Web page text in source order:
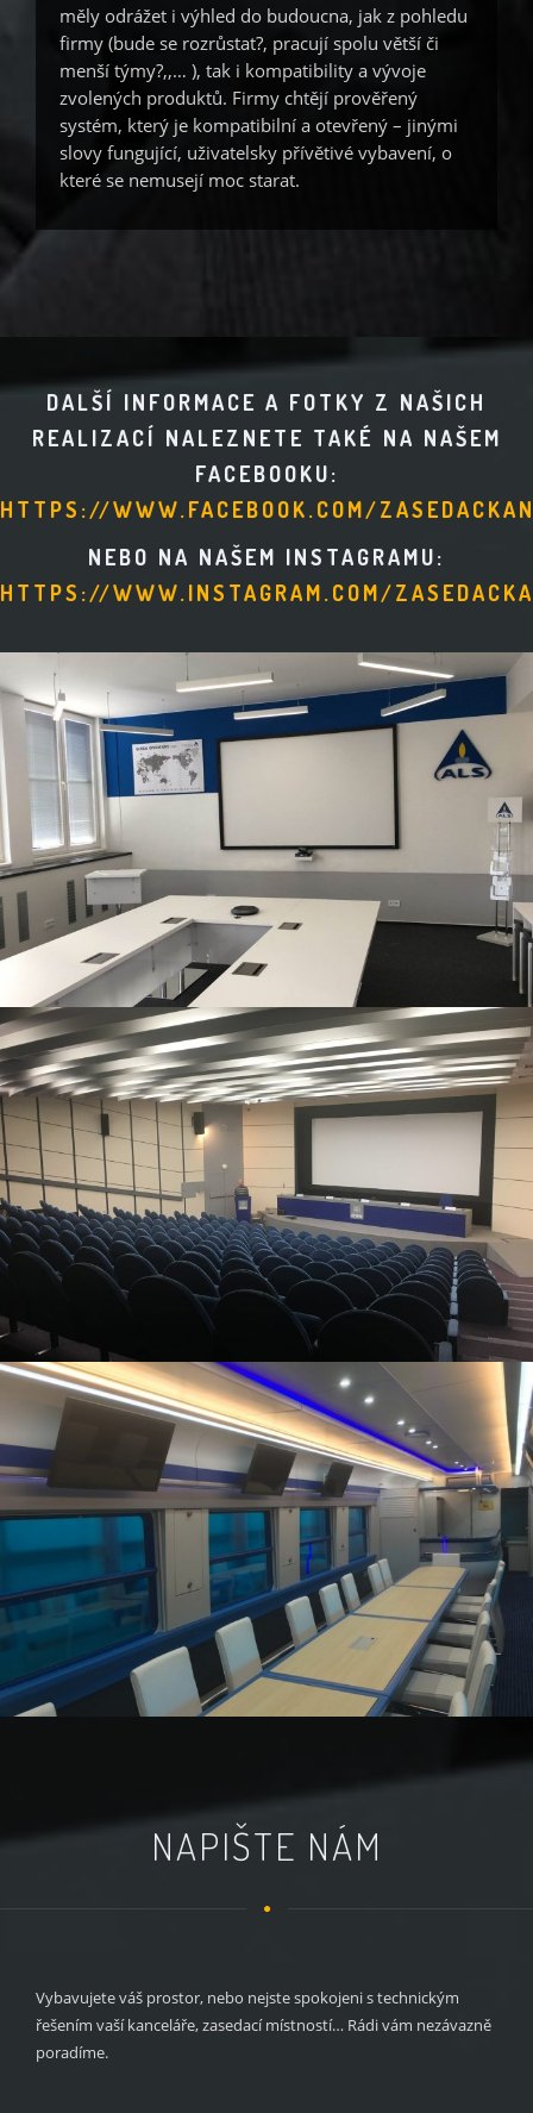
měly odrážet i výhled do budoucna, jak z pohledu
firmy (bude se rozrůstat?, pracují spolu větší či
menší týmy?,,… ), tak i kompatibility a vývoje
zvolených produktů. Firmy chtějí prověřený
systém, který je kompatibilní a otevřený – jinými
slovy fungující, uživatelsky přívětivé vybavení, o
které se nemusejí moc starat.
DALŠÍ INFORMACE A FOTKY Z NAŠICH
REALIZACÍ NALEZNETE TAKÉ NA NAŠEM
FACEBOOKU:
HTTPS://WWW.FACEBOOK.COM/
NEBO NA NAŠEM INSTAGRAMU:
HTTPS://WWW.INSTAGRAM.COM/
NAPIŠTE NÁM
Vybavujete váš prostor, nebo nejste spokojeni s technickým
řešením vaší kanceláře, zasedací místností… Rádi vám nezávazně
poradíme.